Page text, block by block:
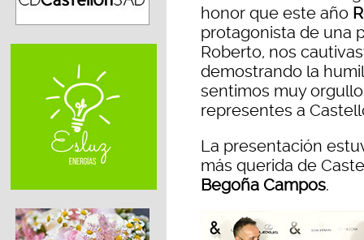
honor que este año
protagonista de una
Roberto, nos
demostrando la
sentimos muy
representes a
La presentación
más querida de
Begoña Campos.